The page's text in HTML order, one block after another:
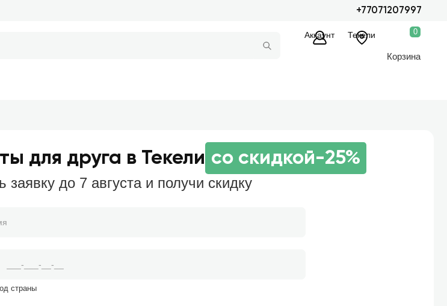
+77071207997
Аккаунт Текели 0
Корзина
для друга в Текели со скидкой-25%
заявку до 7 августа и получи скидку
страны